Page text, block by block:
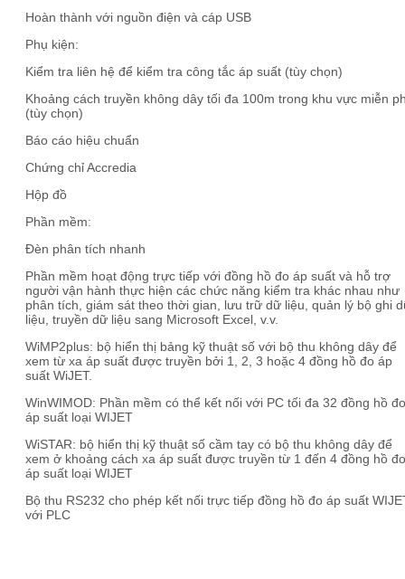
Hoàn thành với nguồn điện và cáp USB
Phụ kiện:
Kiểm tra liên hệ để kiểm tra công tắc áp suất (tùy chọn)
Khoảng cách truyền không dây tối đa 100m trong khu vực miễn
(tùy chọn)
Báo cáo hiệu chuẩn
Chứng chỉ Accredia
Hộp đồ
Phần mềm:
Đèn phân tích nhanh
Phần mềm hoạt động trực tiếp với đồng hồ đo áp suất và hỗ trợ
người vận hành thực hiện các chức năng kiểm tra khác nhau như
phân tích, giám sát theo thời gian, lưu trữ dữ liệu, quản lý bộ ghi
liệu, truyền dữ liệu sang Microsoft Excel, v.v.
WiMP2plus: bộ hiển thị bảng kỹ thuật số với bộ thu không dây để
xem từ xa áp suất được truyền bởi 1, 2, 3 hoặc 4 đồng hồ đo áp
suất WiJET.
WinWIMOD: Phần mềm có thể kết nối với PC tối đa 32 đồng hồ đo
áp suất loại WIJET
WiSTAR: bộ hiển thị kỹ thuật số cầm tay có bộ thu không dây để
xem ở khoảng cách xa áp suất được truyền từ 1 đến 4 đồng hồ đo
áp suất loại WIJET
Bộ thu RS232 cho phép kết nối trực tiếp đồng hồ đo áp suất
với PLC